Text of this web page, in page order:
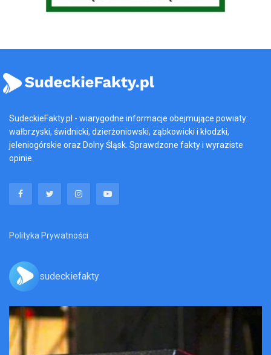
SudeckieFakty.pl - wiarygodne informacje obejmujące powiaty:
wałbrzyski, świdnicki, dzierżoniowski, ząbkowicki i kłodzki,
jeleniogórskie oraz Dolny Śląsk. Sprawdzone fakty i wyraziste
opinie.
Polityka Prywatności
sudeckiefakty